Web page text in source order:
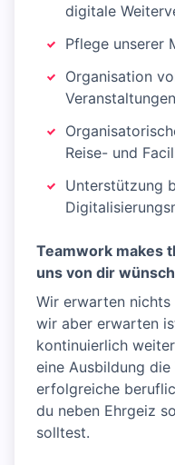
digitale
Pflege unserer
Organisation
Reise- und
Unterstützung
Teamwork makes
uns von dir
Wir erwarten nichts
wir aber erwarten
kontinuierlich
eine Ausbildung
erfolgreiche
du neben Ehrgeiz
solltest.